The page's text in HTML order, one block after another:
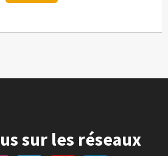
sur les réseaux